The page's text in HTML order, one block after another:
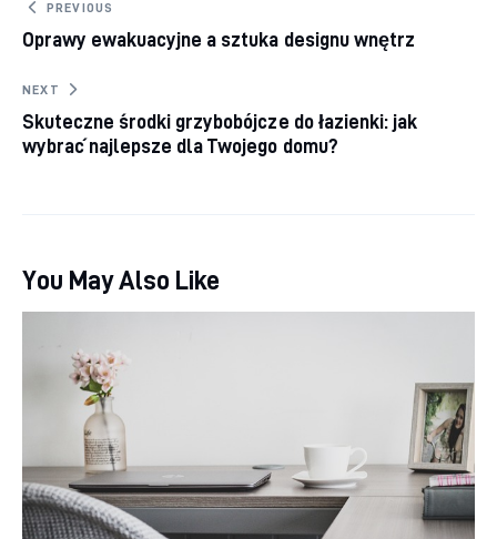
Nawigacja wpisu
PREVIOUS
Oprawy ewakuacyjne a sztuka designu wnętrz
NEXT
Skuteczne środki grzybobójcze do łazienki: jak
wybrać najlepsze dla Twojego domu?
You May Also Like